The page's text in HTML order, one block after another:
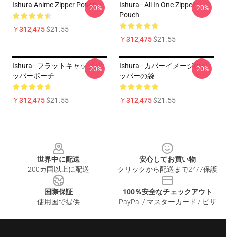
Ishura Anime Zipper Pouch
￥312,475$21.55
-20%
Ishura - All In One Zipper
Pouch
￥312,475$21.55
-20%
Ishura - フラットキャップジ
ッパーポーチ
￥312,475$21.55
-20%
Ishura - カバーイメージのジ
ッパーの袋
￥312,475$21.55
-20%
世界中に配送
200カ国以上に配送
安心してお買い物
クリックから配送まで24/7保護
国際保証
使用国で提供
100％安全なチェックアウト
PayPal / マスターカード / ビザ